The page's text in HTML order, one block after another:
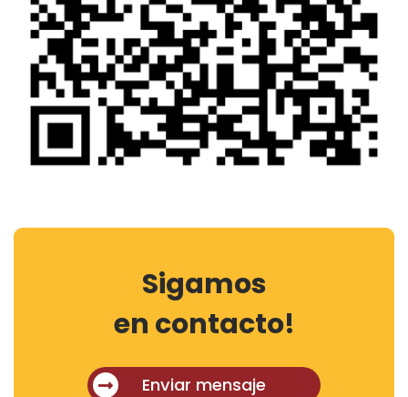
Sigamos
en contacto!
Enviar mensaje